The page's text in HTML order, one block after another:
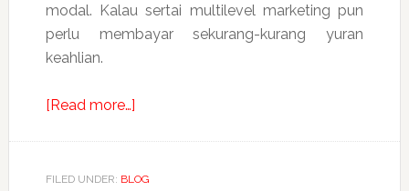
modal. Kalau sertai multilevel marketing pun
perlu membayar sekurang-kurang yuran
keahlian.
[Read more…]about
duit
FILED UNDER: BLOG